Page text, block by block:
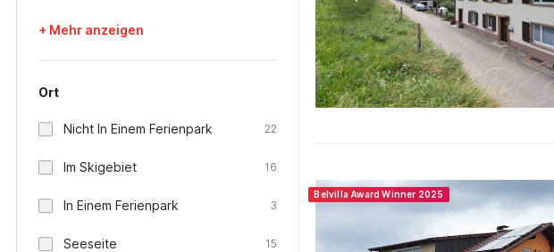
+ Mehr anzeigen
Ort
Nicht In Einem Ferienpark 22
Im Skigebiet 16
In Einem Ferienpark 3
Seeseite 15
Belvilla Award Winner 2025